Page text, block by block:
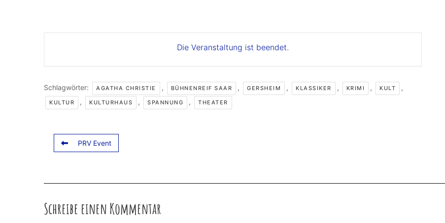
Die Veranstaltung ist beendet.
Schlagwörter: AGATHA CHRISTIE , BÜHNENREIF SAAR , GERSHEIM , KLASSIKER , KRIMI , KULT ,
KULTUR , KULTURHAUS , SPANNUNG , THEATER
PRV Event
Schreibe einen Kommentar